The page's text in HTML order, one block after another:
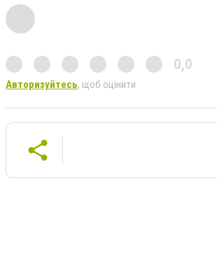
0,0
Авторизуйтесь, щоб оцінити